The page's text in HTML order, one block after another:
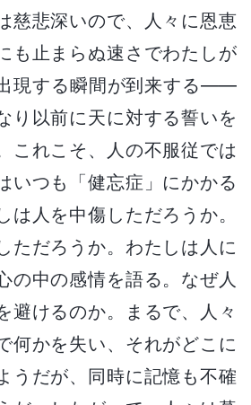
慈悲深いので、人々に恩恵
も止まらぬ速さでわたしが
現する瞬間が到来する――
り以前に天に対する誓いを
これこそ、人の不服従では
いつも「健忘症」にかかる
は人を中傷しただろうか。
ただろうか。わたしは人に
の中の感情を語る。なぜ人
避けるのか。まるで、人々
何かを失い、それがどこに
うだが、同時に記憶も不確